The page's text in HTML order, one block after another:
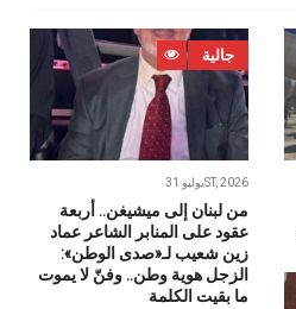
جالية
يوليو 31ST, 2026
من لبنان إلى ميشيغن.. أربعة
عقود على المنابر الشاعر عماد
زين شعيب لـ«صدى الوطن»:
الزجل هوية وطن.. وفنّ لا يموت
ما بقيت الكلمة